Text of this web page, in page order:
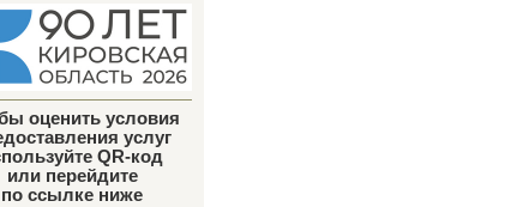
оценить условия
услуг
QR-код
или перейдите
по ссылке ниже